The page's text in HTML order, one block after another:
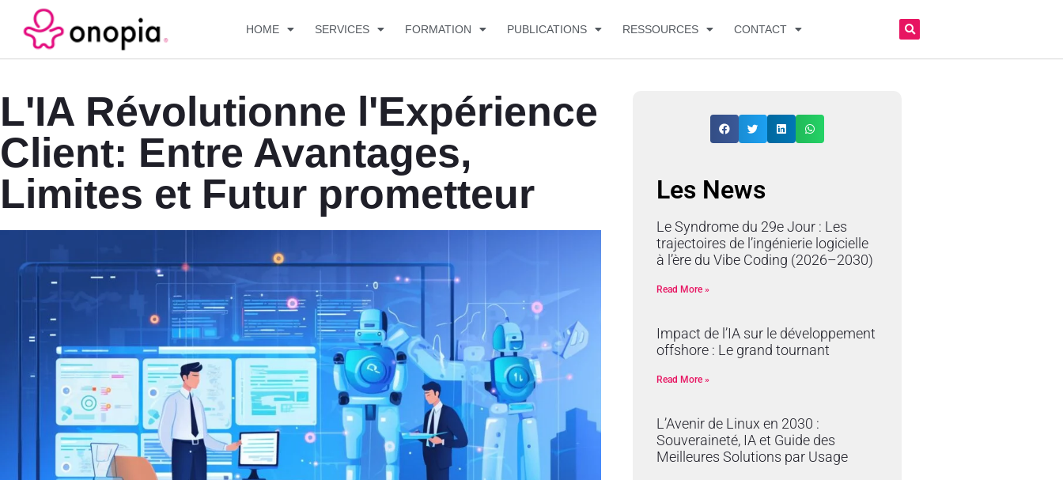
HOME SERVICES FORMATION PUBLICATIONS RESSOURCES CONTACT
L'IA Révolutionne l'Expérience
Client: Entre Avantages,
Limites et Futur prometteur
Les News
Le Syndrome du 29e Jour : Les
trajectoires de l’ingénierie logicielle
à l’ère du Vibe Coding (2026–2030)
Read More »
Impact de l’IA sur le développement
offshore : Le grand tournant
Read More »
L’Avenir de Linux en 2030 :
Souveraineté, IA et Guide des
Meilleures Solutions par Usage